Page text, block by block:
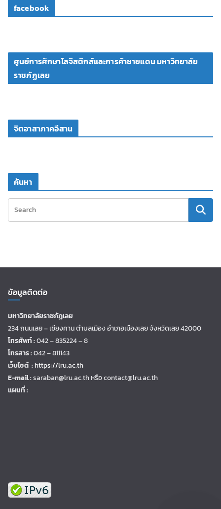
facebook
ศูนย์การศึกษาโลจิสติกส์และการค้าชายแดน มหาวิทยาลัย
ราชภัฏเลย
จิตอาสาภาคอีสาน
ค้นหา
ข้อมูลติดต่อ
มหาวิทยาลัยราชภัฏเลย
234 ถนนเลย – เชียงคาน ตำบลเมือง อำเภอเมืองเลย จังหวัดเลย 42000
โทรศัพท์ :042 – 835224 – 8
โทรสาร :042 – 811143
เว็บไซต์ :https://lru.ac.th
E-mail :saraban@lru.ac.thหรือ contact@lru.ac.th
แผนที่ :